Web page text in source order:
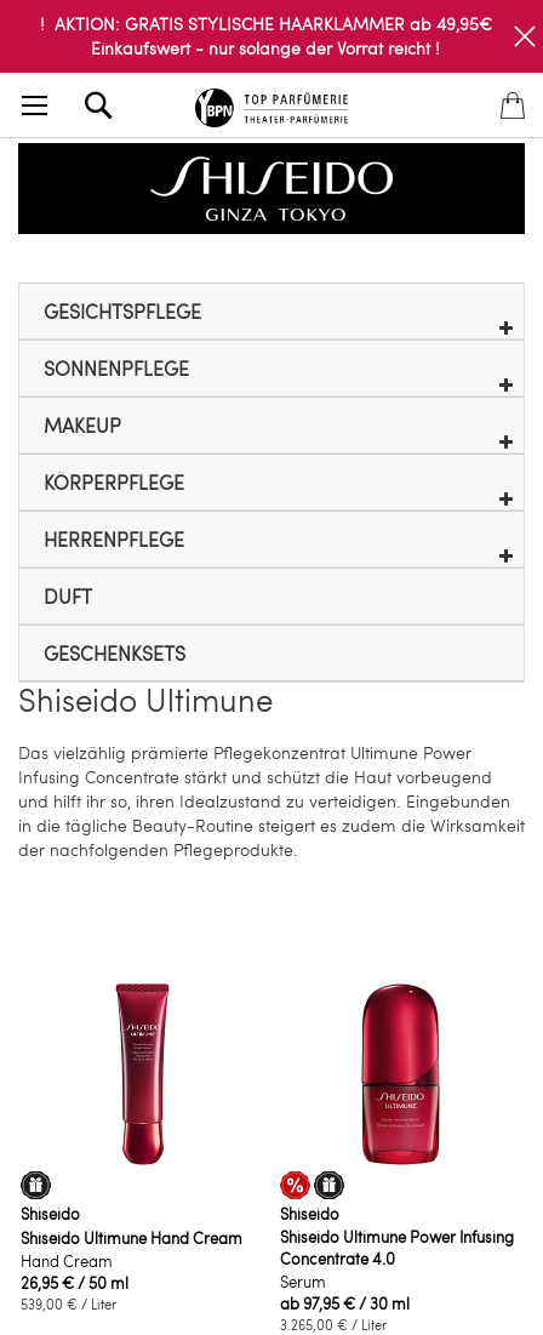
! AKTION: GRATIS STYLISCHE HAARKLAMMER ab 49,95€
Einkaufswert - nur solange der Vorrat reicht !
GESICHTSPFLEGE
SONNENPFLEGE
MAKEUP
KÖRPERPFLEGE
HERRENPFLEGE
DUFT
GESCHENKSETS
Shiseido Ultimune
Das vielzählig prämierte Pflegekonzentrat Ultimune Power
Infusing Concentrate stärkt und schützt die Haut vorbeugend
und hilft ihr so, ihren Idealzustand zu verteidigen. Eingebunden
in die tägliche Beauty-Routine steigert es zudem die Wirksamkeit
der nachfolgenden Pflegeprodukte.
Shiseido
Shiseido Ultimune Hand Cream
Hand Cream
26,95 €/ 50 ml
539,00 € / Liter
Shiseido
Shiseido Ultimune Power Infusing
Concentrate 4.0
Serum
ab97,95 €/ 30 ml
3.265,00 € / Liter